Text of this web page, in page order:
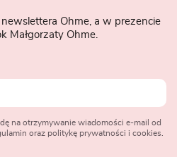
Ohme, a w prezencie
Małgorzaty Ohme.
na otrzymywanie wiadomości e-mail od
oraz politykę prywatności i cookies.